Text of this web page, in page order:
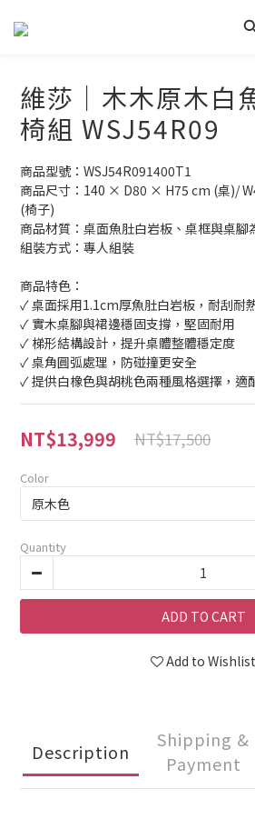
維莎｜木木原木白
椅組 WSJ54R09
商品型號：WSJ54R091400T1
商品尺寸：140 × D80 × H75 cm (桌)/
(椅子)
商品材質：桌面魚肚白岩板、桌框與桌腳
組裝方式：專人組裝
商品特色：
✓ 桌面採用1.1cm厚魚肚白岩板，耐刮耐
✓ 實木桌腳與裙邊穩固支撐，堅固耐用
✓ 梯形結構設計，提升桌體整體穩定度
✓ 桌角圓弧處理，防碰撞更安全
✓ 提供白橡色與胡桃色兩種風格選擇，適
NT$13,999 NT$17,500
Color
Quantity
ADD TO CART
Add to Wishlist
Description
Shipping &
Payment